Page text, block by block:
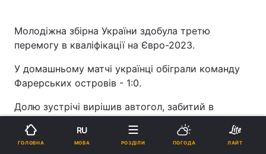
Молодіжна збірна України здобула третю
перемогу в кваліфікації на Євро-2023.
У домашньому матчі українці обіграли команду
Фарерських островів - 1:0.
Долю зустрічі вирішив автогол, забитий в
середині першого тайму.
На 41-й хвилині Україна могла забивати з
ГОЛОВНА
RU
МОВА РОЗДІЛИ ПОГОДА ЛАЙТ